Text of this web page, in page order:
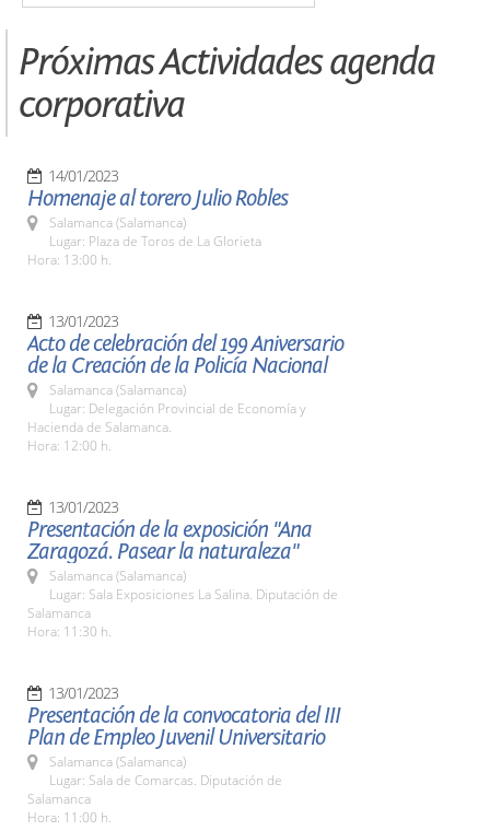
Próximas Actividades agenda
corporativa
14/01/2023
Homenaje al torero Julio Robles
Salamanca (Salamanca)
Lugar: Plaza de Toros de La Glorieta
Hora: 13:00 h.
13/01/2023
Acto de celebración del 199 Aniversario
de la Creación de la Policía Nacional
Salamanca (Salamanca)
Lugar: Delegación Provincial de Economía y
Hacienda de Salamanca.
Hora: 12:00 h.
13/01/2023
Presentación de la exposición "Ana
Zaragozá. Pasear la naturaleza"
Salamanca (Salamanca)
Lugar: Sala Exposiciones La Salina. Diputación de
Salamanca
Hora: 11:30 h.
13/01/2023
Presentación de la convocatoria del III
Plan de Empleo Juvenil Universitario
Salamanca (Salamanca)
Lugar: Sala de Comarcas. Diputación de
Salamanca
Hora: 11:00 h.